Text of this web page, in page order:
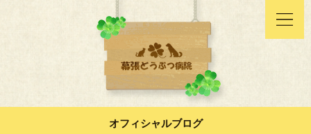
オフィシャルブログ